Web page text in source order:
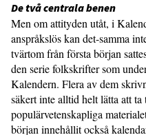
De två centrala benen
Men om attityden utåt, i
anspråkslös kan det-samma
tvärtom från första början
den serie folkskrifter som
Kalendern. Flera av dem
säkert inte alltid helt lätta att
populärvetenskapliga
början innehållit också